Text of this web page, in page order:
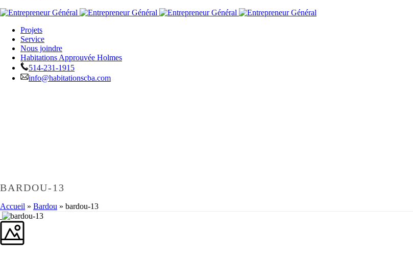
Projets
Service
Nous joindre
Habitations Approuvée Holmes
514-231-1915
info@habitationscba.com
BARDOU-13
Accueil » Bardou » bardou-13